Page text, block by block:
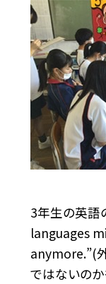
3年生の英語
languages
anymore.”(
ではないの